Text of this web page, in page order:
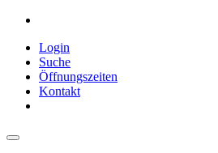
Login
Suche
Öffnungszeiten
Kontakt